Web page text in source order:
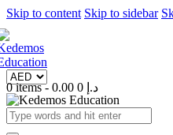
Skip to content Skip to sidebar
0 items- 0.00 د.إ 0